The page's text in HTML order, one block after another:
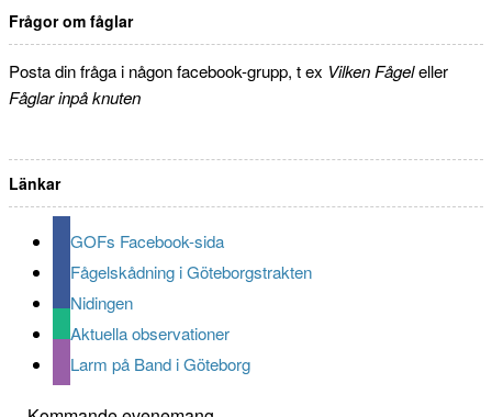
Frågor om fåglar
Posta din fråga i någon facebook-grupp, t ex Vilken Fågeleller
Fåglar inpå knuten
Länkar
GOFs Facebook-sida
Fågelskådning i Göteborgstrakten
Nidingen
Aktuella observationer
Larm på Band i Göteborg